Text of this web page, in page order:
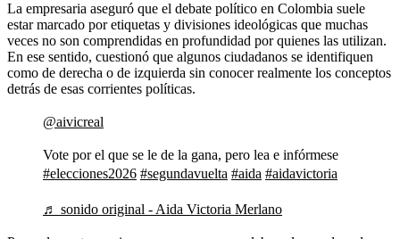
La empresaria aseguró que el debate político en Colombia suele
estar marcado por etiquetas y divisiones ideológicas que muchas
veces no son comprendidas en profundidad por quienes las utilizan.
En ese sentido, cuestionó que algunos ciudadanos se identifiquen
como de derecha o de izquierda sin conocer realmente los conceptos
detrás de esas corrientes políticas.
@aivicreal
Vote por el que se le de la gana, pero lea e infórmese
#elecciones2026 #segundavuelta #aida #aidavictoria
♬ sonido original - Aida Victoria Merlano